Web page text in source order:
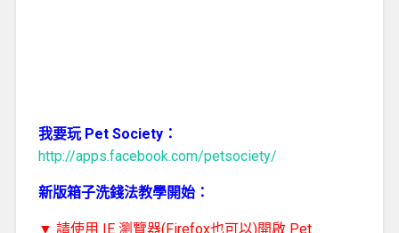
我要玩 Pet Society：
http://apps.facebook.com/petsociety/
新版箱子洗錢法教學開始：
▼ 請使用 IE 瀏覽器(Firefox也可以)開啟 Pet